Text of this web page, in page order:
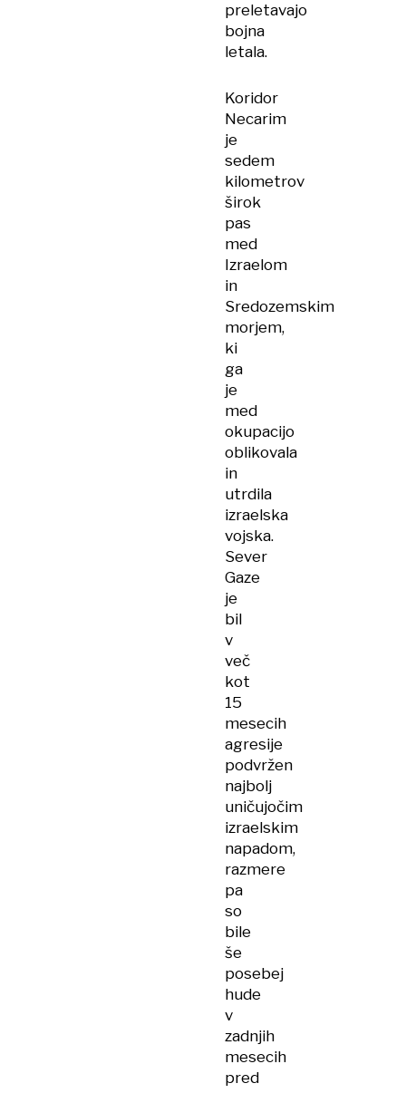
preletavajo
bojna
letala.
Koridor
Necarim
je
sedem
kilometrov
širok
pas
med
Izraelom
in
Sredozemskim
morjem,
ki
ga
je
med
okupacijo
oblikovala
in
utrdila
izraelska
vojska.
Sever
Gaze
je
bil
v
več
kot
15
mesecih
agresije
podvržen
najbolj
uničujočim
izraelskim
napadom,
razmere
pa
so
bile
še
posebej
hude
v
zadnjih
mesecih
pred